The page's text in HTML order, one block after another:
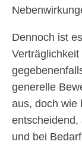
Dennoch ist
generelle
aus, doch wie
entscheidend,
und bei